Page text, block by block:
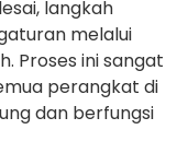
langkah
melalui
Proses ini sangat
perangkat di
dan berfungsi